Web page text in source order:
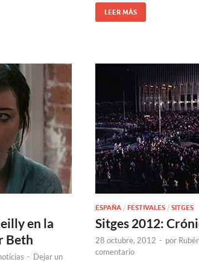
LEER MÁS
en la
Beth
- Dejar un
ESPAÑA / FESTIVALES / SITGES
Sitges 2012:
28 octubre, 2012 - por
comentario